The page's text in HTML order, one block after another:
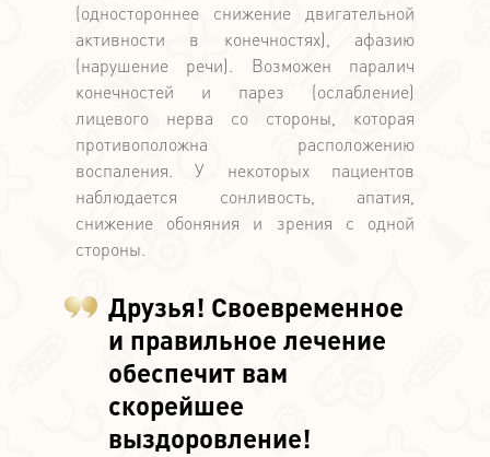
(одностороннее снижение двигательной
активности в конечностях), афазию
(нарушение речи). Возможен паралич
конечностей и парез (ослабление)
лицевого нерва со стороны, которая
противоположна расположению
воспаления. У некоторых пациентов
наблюдается сонливость, апатия,
снижение обоняния и зрения с одной
стороны.
Друзья! Своевременное
и правильное лечение
обеспечит вам
скорейшее
выздоровление!